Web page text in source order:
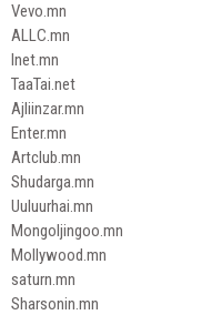
Vevo.mn
ALLC.mn
Inet.mn
TaaTai.net
Ajliinzar.mn
Enter.mn
Artclub.mn
Shudarga.mn
Uuluurhai.mn
Mongoljingoo.mn
Mollywood.mn
saturn.mn
Sharsonin.mn